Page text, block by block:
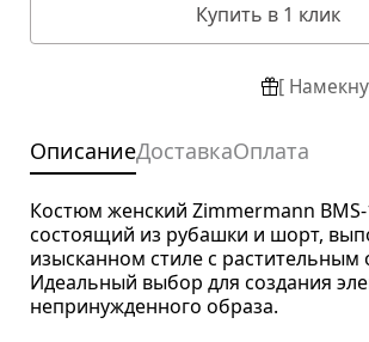
Купить в 1 клик
[
ОписаниеДоставкаОплата
Костюм женский Zimmermann BMS-
состоящий из рубашки и шорт,
изысканном стиле с
Идеальный выбор для создания
непринужденного образа.